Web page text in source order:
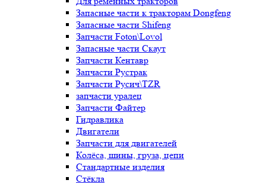
Запасные части к тракторам Dongfeng
Запасные части Shifeng
Запчасти Foton\Lovol
Запасные части Скаут
Запчасти Кентавр
Запчасти Рустрак
Запчасти Русич\TZR
запчасти уралец
Запчасти Файтер
Гидравлика
Двигатели
Запчасти для двигателей
Колёса, шины, груза, цепи
Стандартные изделия
Стёкла